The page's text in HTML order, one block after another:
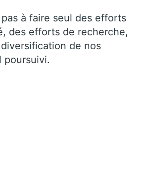
pas à faire seul des efforts
des efforts de recherche,
de nos
poursuivi.